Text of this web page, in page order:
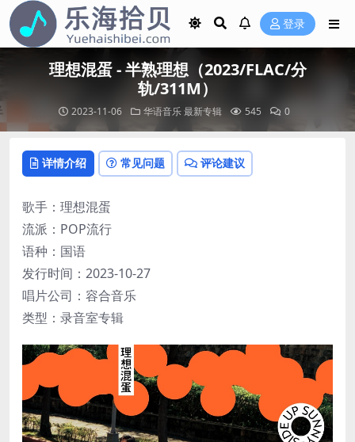
登录
理想混蛋 - 半熟理想（2023/FLAC/分
轨/311M）
2023-11-06 华语音乐最新专辑 545 0
详情介绍 常见问题 评论建议
歌手：理想混蛋
流派：POP流行
语种：国语
发行时间：2023-10-27
唱片公司：容合音乐
类型：录音室专辑